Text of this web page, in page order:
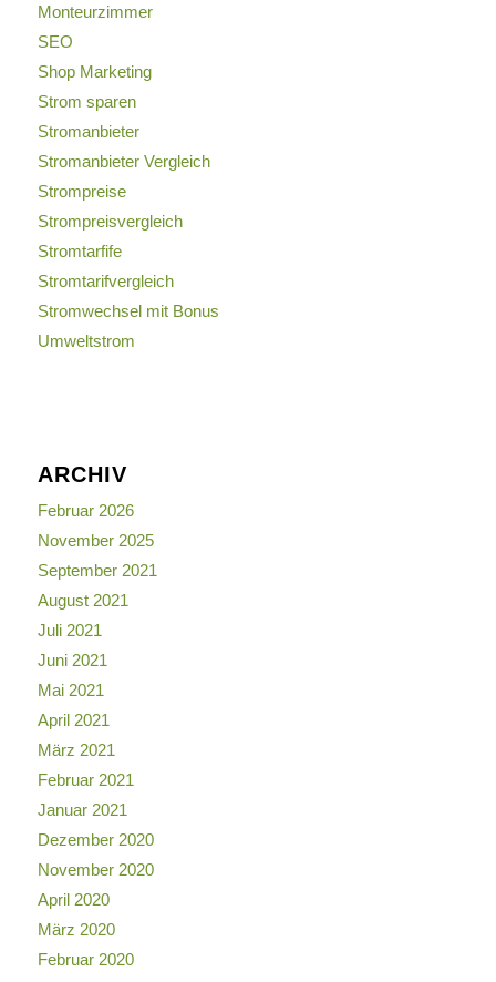
Monteurzimmer
SEO
Shop Marketing
Strom sparen
Stromanbieter
Stromanbieter Vergleich
Strompreise
Strompreisvergleich
Stromtarfife
Stromtarifvergleich
Stromwechsel mit Bonus
Umweltstrom
ARCHIV
Februar 2026
November 2025
September 2021
August 2021
Juli 2021
Juni 2021
Mai 2021
April 2021
März 2021
Februar 2021
Januar 2021
Dezember 2020
November 2020
April 2020
März 2020
Februar 2020